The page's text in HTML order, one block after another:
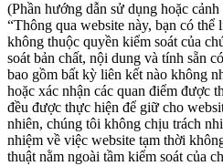
(Phần hướng dẫn sử dụng hoặc
“Thông qua website này, bạn có thể
không thuộc quyền kiểm soát của
soát bản chất, nội dung và tính sẵn
bao gồm bất kỳ liên kết nào không
hoặc xác nhận các quan điểm được
đều được thực hiện để giữ cho
nhiên, chúng tôi không chịu trách
nhiệm về việc website tạm thời
thuật nằm ngoài tầm kiểm soát của